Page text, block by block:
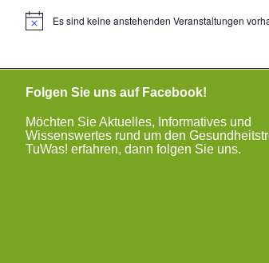
HinweisEs sind keine anstehenden Veranstaltungen
Folgen Sie uns auf Facebook!
Möchten Sie Aktuelles, Informatives und
Wissenswertes rund um den
TuWas! erfahren, dann folgen Sie uns.